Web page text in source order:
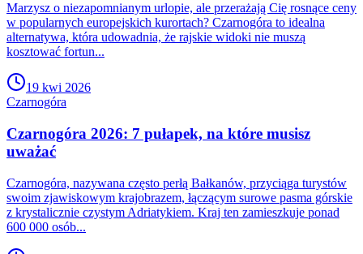
Marzysz o niezapomnianym urlopie, ale przerażają Cię rosnące ceny
w popularnych europejskich kurortach? Czarnogóra to idealna
alternatywa, która udowadnia, że rajskie widoki nie muszą
kosztować fortun...
19 kwi 2026
Czarnogóra
Czarnogóra 2026: 7 pułapek, na które musisz
uważać
Czarnogóra, nazywana często perłą Bałkanów, przyciąga turystów
swoim zjawiskowym krajobrazem, łączącym surowe pasma górskie
z krystalicznie czystym Adriatykiem. Kraj ten zamieszkuje ponad
600 000 osób...